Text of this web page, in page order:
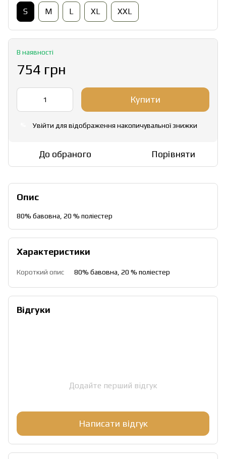
S M L XL XXL
В наявності
754 грн
Купити
Увійти для відображення накопичувальної знижки
До обраного Порівняти
Опис
80% бавовна, 20 % поліестер
Характеристики
Короткий опис 80% бавовна, 20 % поліестер
Відгуки
Додайте перший відгук
Написати відгук